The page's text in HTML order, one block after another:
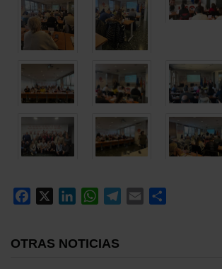
Facebook LinkedInWhatsApp
Telegram
Email
OTRAS NOTICIAS